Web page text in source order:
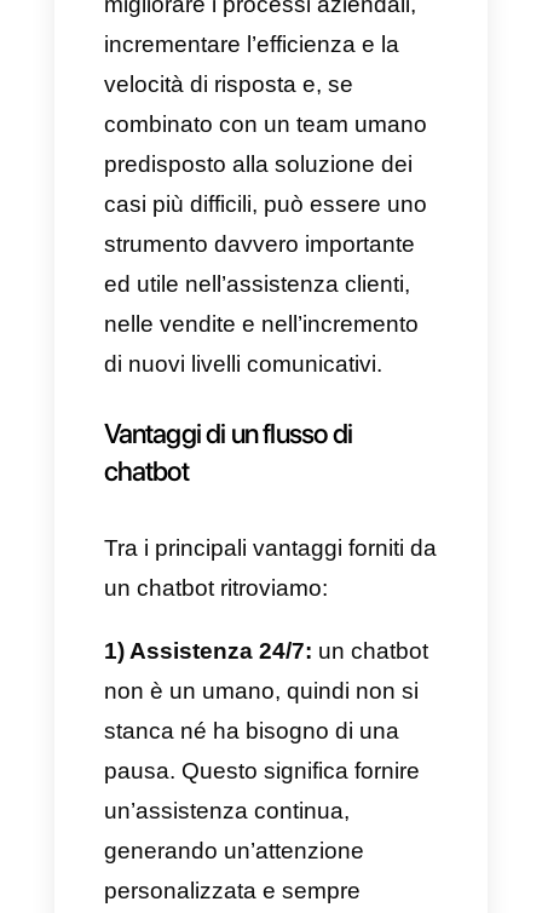
supporto, basando il loro lavoro
sull’automazione del proprio
business. Questa decisione
così drastica presenta dei
vantaggi, come un tasso di
risposta più rapido e dei costi
minori. Tuttavia, le aziende
ibride che utilizzano sia chatbot
che team umani riescono ad
ottenere dei risultati migliori.
Indubbiamente un bot può
svolgere compiti in maniera più
celere ma, non avendo la
capacità logica ed emotiva degli
esseri umani, in molte occasioni
potrebbe fornire delle risposte
fredde e prive di tatto. Nelle
aziende ibride, un bot potrebbe